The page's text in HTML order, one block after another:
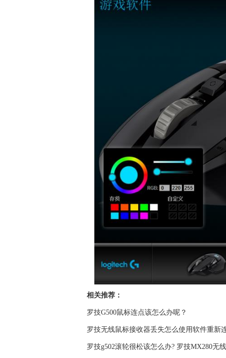
相关推荐：
罗技G500鼠标连点该怎么办呢？
罗技无线鼠标接收器丢失怎么使用软件重新
罗技g502滚轮很松该怎么办? 罗技MX280无